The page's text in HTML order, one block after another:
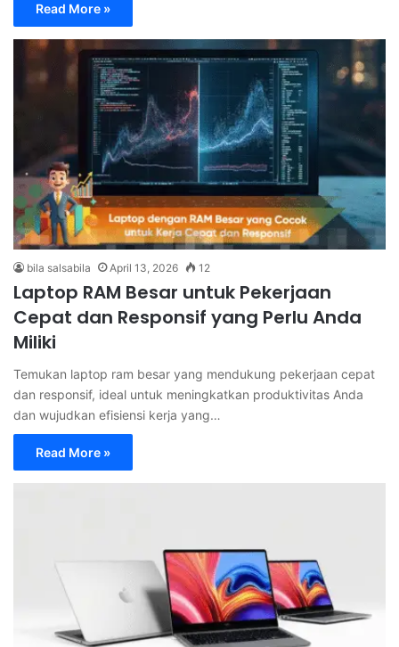
Read More »
bila salsabila April 13, 2026 12
Laptop RAM Besar untuk Pekerjaan
Cepat dan Responsif yang Perlu Anda
Miliki
Temukan laptop ram besar yang mendukung pekerjaan cepat
dan responsif, ideal untuk meningkatkan produktivitas Anda
dan wujudkan efisiensi kerja yang…
Read More »